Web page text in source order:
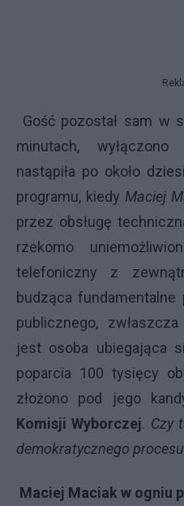
Gość pozostał sam w
minutach,
nastąpiła po około
programu, kiedy Maciej
przez obsługę
rzekomo
telefoniczny z
budząca fundamentalne
publicznego,
jest osoba ubiegająca
poparcia 100 tysięcy
złożono pod jego
Komisji Wyborczej. Czy
demokratycznego
Maciej Maciak w ogniu